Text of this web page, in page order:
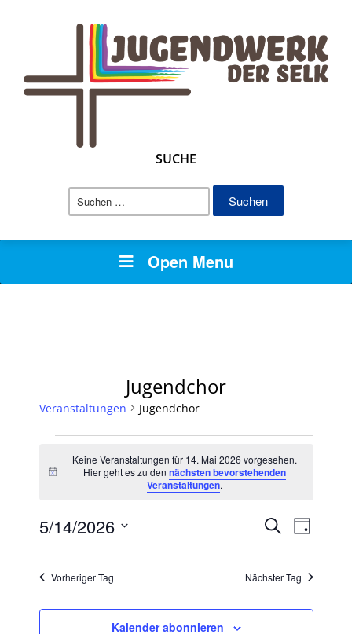
SUCHE
Suchen
Open Menu
Jugendchor
Veranstaltungen Jugendchor
Veranstaltungen
für
Mai
2026
Hinweis
Keine Veranstaltungen für 14. Mai 2026 vorgesehen.
Hier geht es zu dennächsten bevorstehenden
Veranstaltungen.
Suche
und
SucheTag
5/14/2026
Datum
wählen.
Vorheriger Tag Nächster Tag
Kalender abonnieren